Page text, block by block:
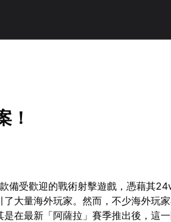
！
備受歡迎的戰術射擊遊戲，憑藉其
大量海外玩家。然而，不少海外玩
在最新「阿薩拉」賽季推出後，這